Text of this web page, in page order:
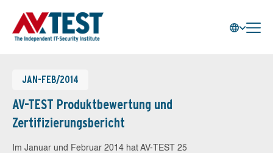
JAN-FEB/2014
AV-TEST Produktbewertung und
Zertifizierungsbericht
Im Januar und Februar 2014 hat AV-TEST 25